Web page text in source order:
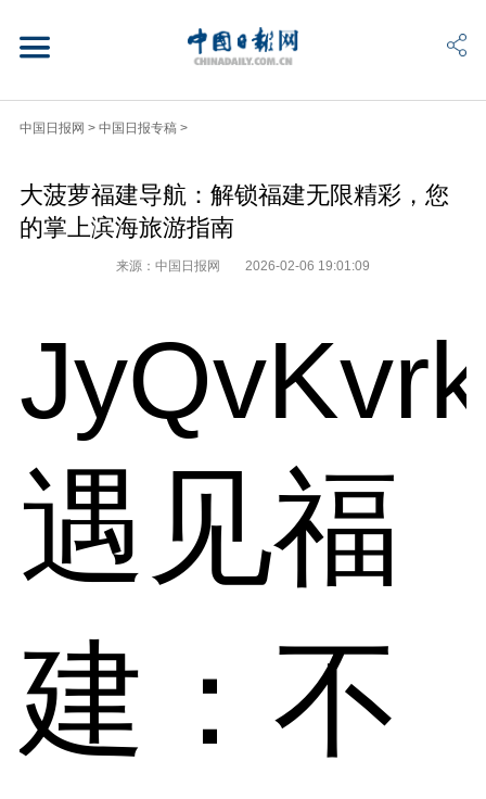
中国日报网 > 中国日报专稿 >
大菠萝福建导航：解锁福建无限精彩，您
的掌上滨海旅游指南
来源：中国日报网 2026-02-06 19:01:09
遇见福
建：不